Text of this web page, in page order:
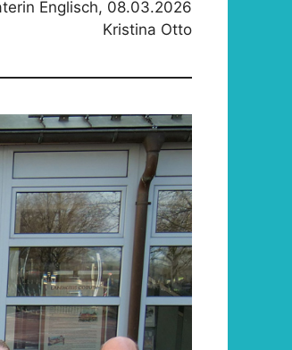
Englisch, 08.03.2026
Kristina Otto